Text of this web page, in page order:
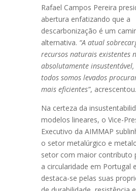
Rafael Campos Pereira
abertura enfatizando que a
descarbonização é um
alternativa. “A atual
recursos naturais existentes
absolutamente
todos somos levados
mais eficientes”, acrescentou.
Na certeza da
modelos lineares, o Vice-
Executivo da AIMMAP
o setor metalúrgico e
setor com maior contributo
a circularidade em Portugal
destaca-se pelas suas